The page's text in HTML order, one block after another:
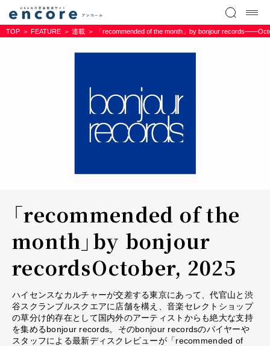
TOP FEATURE 連載 「recommended of the month」by bonjour
「recommended of the
month」by bonjour
records――October, 2025
ハイセンスなカルチャーが交差する東京にあって、代官山と渋
谷スクランブルスクエアに店舗を構え、音楽セレクトショップ
の草分け的存在として国内外のアーティストからも絶大な支持
を集めるbonjour records。そのbonjour recordsのバイヤーや
スタッフによる最新ディスクレビューが「recommended of